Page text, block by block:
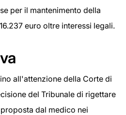
per il mantenimento della
euro oltre interessi legali.
all'attenzione della Corte di
del Tribunale di rigettare
dal medico nei